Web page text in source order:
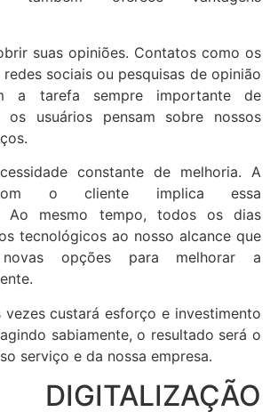
suas opiniões. Contatos como os
sociais ou pesquisas de opinião
a tarefa sempre importante de
usuários pensam sobre nossos
constante de melhoria. A
com o cliente implica essa
Ao mesmo tempo, todos os dias
tecnológicos ao nosso alcance que
opções para melhorar a
vezes custará esforço e investimento
sabiamente, o resultado será o
serviço e da nossa empresa.